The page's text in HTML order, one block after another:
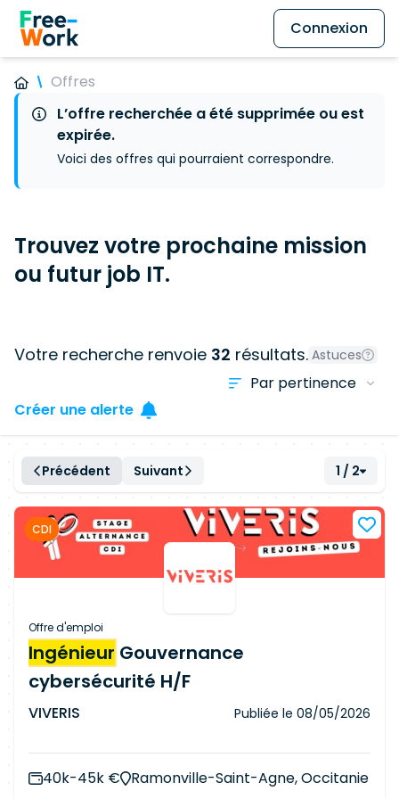
Connexion
Offres
L’offre recherchée a été supprimée ou est
expirée.
Voici des offres qui pourraient correspondre.
Trouvez votre prochaine mission
ou futur job IT.
Votre recherche renvoie 32 résultats. Astuces
Créer une alerte
Précédent Suivant 1 / 2
CDI
Offre d'emploi
Ingénieur Gouvernance
cybersécurité H/F
VIVERIS Publiée le 08/05/2026
40k-45k €
Ramonville-Saint-Agne, Occitanie